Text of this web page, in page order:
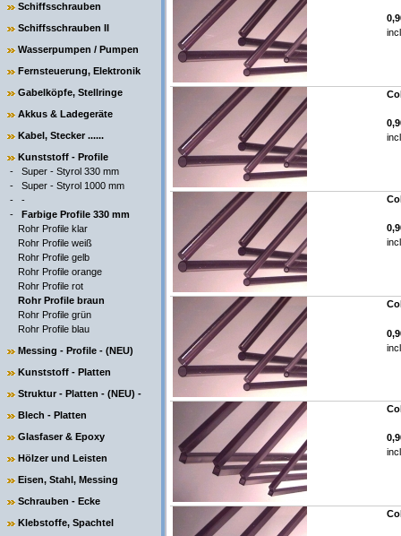
Schiffsschrauben
Schiffsschrauben II
Wasserpumpen / Pumpen
Fernsteuerung, Elektronik
Gabelköpfe, Stellringe
Akkus & Ladegeräte
Kabel, Stecker ......
Kunststoff - Profile
- Super - Styrol 330 mm
- Super - Styrol 1000 mm
- -
- Farbige Profile 330 mm
Rohr Profile klar
Rohr Profile weiß
Rohr Profile gelb
Rohr Profile orange
Rohr Profile rot
Rohr Profile braun
Rohr Profile grün
Rohr Profile blau
Messing - Profile - (NEU)
Kunststoff - Platten
Struktur - Platten - (NEU) -
Blech - Platten
Glasfaser & Epoxy
Hölzer und Leisten
Eisen, Stahl, Messing
Schrauben - Ecke
Klebstoffe, Spachtel